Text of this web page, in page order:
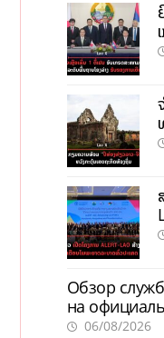
Обзор
на
актуальной
06/08/2026